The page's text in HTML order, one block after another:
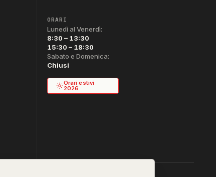
ORARI
Lunedì al Venerdì:
8:30 – 13:30
15:30 – 18:30
Sabato e Domenica:
Chiusi
Orari estivi
2026